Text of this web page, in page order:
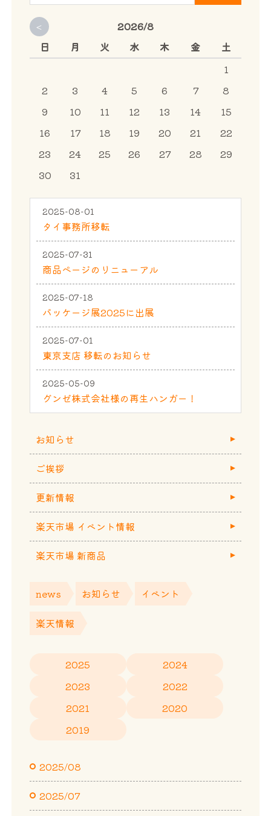
<
2026/8
日
月 火 水 木 金
土
1
2
3 4 5 6 7
8
9
10 11 12 13 14
15
16
17 18 19 20 21
22
23
24 25 26 27 28
29
30
31
2025-08-01
タイ事務所移転
2025-07-31
商品ページのリニューアル
2025-07-18
パッケージ展2025に出展
2025-07-01
東京支店 移転のお知らせ
2025-05-09
グンゼ株式会社様の再生ハンガー！
お知らせ
ご挨拶
更新情報
楽天市場 イベント情報
楽天市場 新商品
news お知らせ イベント
楽天情報
2025
2024
2023
2022
2021
2020
2019
2025/08
2025/07